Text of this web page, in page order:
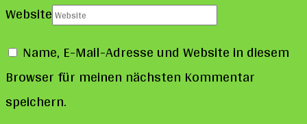
Website
Name, E-Mail-Adresse und Website in diesem
Browser für meinen nächsten Kommentar
speichern.